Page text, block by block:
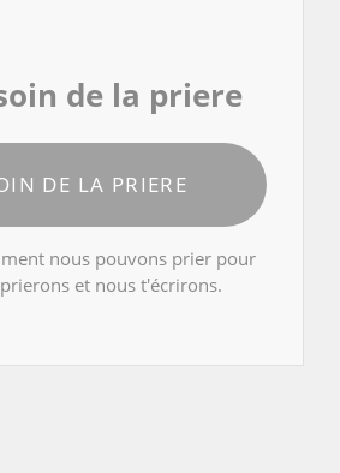
de la priere
DE LA PRIERE
nous pouvons prier pour
et nous t'écrirons.